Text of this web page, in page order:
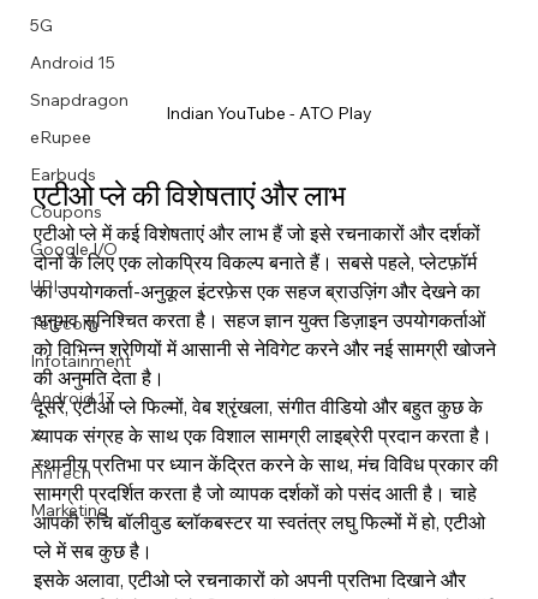
5G
Android 15
Snapdragon
eRupee
Earbuds
Coupons
Google I/O
UPI
Telecom
Infotainment
Android 17
X
FinTech
Marketing
Indian YouTube - ATO Play
एटीओ प्ले की विशेषताएं और लाभ
एटीओ प्ले में कई विशेषताएं और लाभ हैं जो इसे रचनाकारों और दर्शकों
दोनों के लिए एक लोकप्रिय विकल्प बनाते हैं। सबसे पहले, प्लेटफ़ॉर्म
का उपयोगकर्ता-अनुकूल इंटरफ़ेस एक सहज ब्राउज़िंग और देखने का
अनुभव सुनिश्चित करता है। सहज ज्ञान युक्त डिज़ाइन उपयोगकर्ताओं
को विभिन्न श्रेणियों में आसानी से नेविगेट करने और नई सामग्री खोजने
की अनुमति देता है।
दूसरे, एटीओ प्ले फिल्मों, वेब श्रृंखला, संगीत वीडियो और बहुत कुछ के
व्यापक संग्रह के साथ एक विशाल सामग्री लाइब्रेरी प्रदान करता है।
स्थानीय प्रतिभा पर ध्यान केंद्रित करने के साथ, मंच विविध प्रकार की
सामग्री प्रदर्शित करता है जो व्यापक दर्शकों को पसंद आती है। चाहे
आपकी रुचि बॉलीवुड ब्लॉकबस्टर या स्वतंत्र लघु फिल्मों में हो, एटीओ
प्ले में सब कुछ है।
इसके अलावा, एटीओ प्ले रचनाकारों को अपनी प्रतिभा दिखाने और